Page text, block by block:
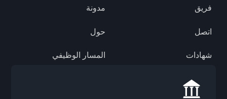
فريق مدونة
اتصل حول
شهادات المسار الوظيفي